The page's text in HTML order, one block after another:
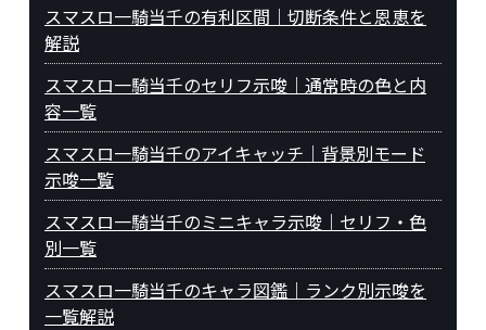
スマスロ一騎当千の有利区間｜切断条件と恩恵を
解説
スマスロ一騎当千のセリフ示唆｜通常時の色と内
容一覧
スマスロ一騎当千のアイキャッチ｜背景別モード
示唆一覧
スマスロ一騎当千のミニキャラ示唆｜セリフ・色
別一覧
スマスロ一騎当千のキャラ図鑑｜ランク別示唆を
一覧解説